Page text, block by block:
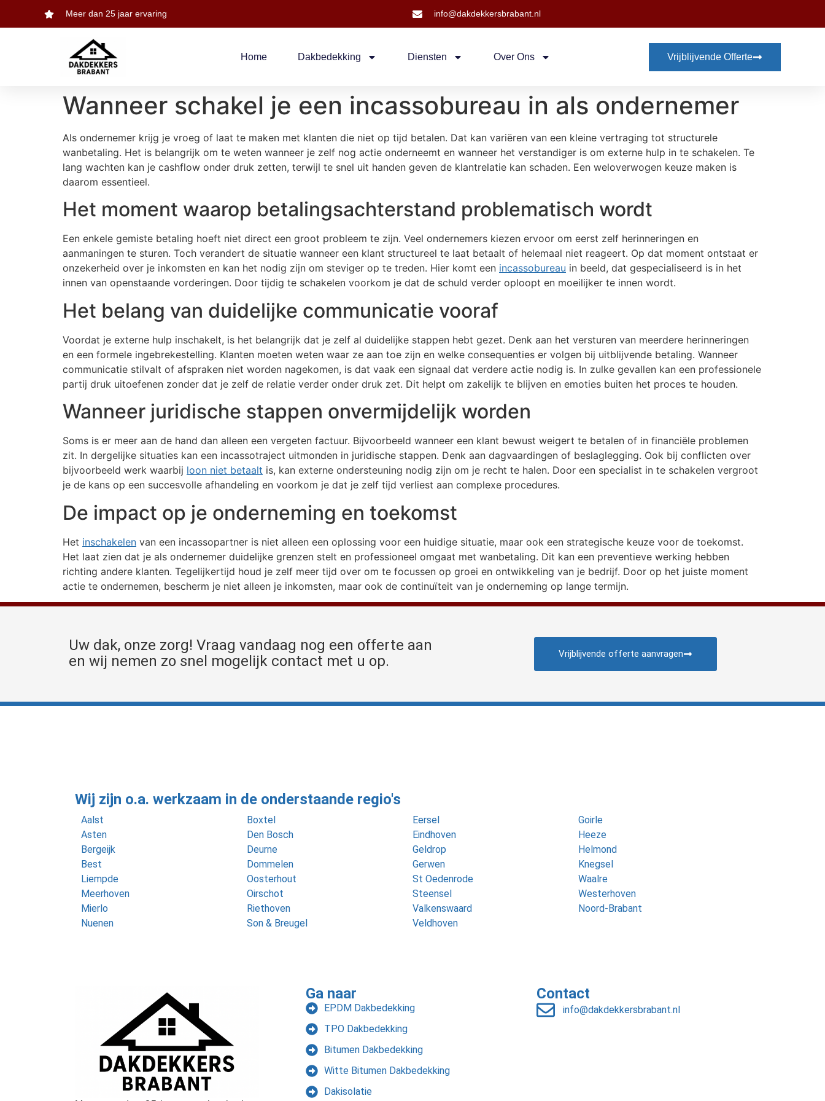
Meer dan 25 jaar ervaring info@dakdekkersbrabant.nl
Home Dakbedekking Diensten Over Ons Vrijblijvende Offerte
Wanneer schakel je een incassobureau in als ondernemer
Als ondernemer krijg je vroeg of laat te maken met klanten die niet op tijd betalen. Dat kan variëren van een kleine vertraging tot structurele
wanbetaling. Het is belangrijk om te weten wanneer je zelf nog actie onderneemt en wanneer het verstandiger is om externe hulp in te schakelen. Te
lang wachten kan je cashflow onder druk zetten, terwijl te snel uit handen geven de klantrelatie kan schaden. Een weloverwogen keuze maken is
daarom essentieel.
Het moment waarop betalingsachterstand problematisch wordt
Een enkele gemiste betaling hoeft niet direct een groot probleem te zijn. Veel ondernemers kiezen ervoor om eerst zelf herinneringen en
aanmaningen te sturen. Toch verandert de situatie wanneer een klant structureel te laat betaalt of helemaal niet reageert. Op dat moment ontstaat er
onzekerheid over je inkomsten en kan het nodig zijn om steviger op te treden. Hier komt een incassobureau in beeld, dat gespecialiseerd is in het
innen van openstaande vorderingen. Door tijdig te schakelen voorkom je dat de schuld verder oploopt en moeilijker te innen wordt.
Het belang van duidelijke communicatie vooraf
Voordat je externe hulp inschakelt, is het belangrijk dat je zelf al duidelijke stappen hebt gezet. Denk aan het versturen van meerdere herinneringen
en een formele ingebrekestelling. Klanten moeten weten waar ze aan toe zijn en welke consequenties er volgen bij uitblijvende betaling. Wanneer
communicatie stilvalt of afspraken niet worden nagekomen, is dat vaak een signaal dat verdere actie nodig is. In zulke gevallen kan een professionele
partij druk uitoefenen zonder dat je zelf de relatie verder onder druk zet. Dit helpt om zakelijk te blijven en emoties buiten het proces te houden.
Wanneer juridische stappen onvermijdelijk worden
Soms is er meer aan de hand dan alleen een vergeten factuur. Bijvoorbeeld wanneer een klant bewust weigert te betalen of in financiële problemen
zit. In dergelijke situaties kan een incassotraject uitmonden in juridische stappen. Denk aan dagvaardingen of beslaglegging. Ook bij conflicten over
bijvoorbeeld werk waarbij loon niet betaalt is, kan externe ondersteuning nodig zijn om je recht te halen. Door een specialist in te schakelen vergroot
je de kans op een succesvolle afhandeling en voorkom je dat je zelf tijd verliest aan complexe procedures.
De impact op je onderneming en toekomst
Het inschakelen van een incassopartner is niet alleen een oplossing voor een huidige situatie, maar ook een strategische keuze voor de toekomst.
Het laat zien dat je als ondernemer duidelijke grenzen stelt en professioneel omgaat met wanbetaling. Dit kan een preventieve werking hebben
richting andere klanten. Tegelijkertijd houd je zelf meer tijd over om te focussen op groei en ontwikkeling van je bedrijf. Door op het juiste moment
actie te ondernemen, bescherm je niet alleen je inkomsten, maar ook de continuïteit van je onderneming op lange termijn.
Uw dak, onze zorg! Vraag vandaag nog een offerte aan
en wij nemen zo snel mogelijk contact met u op.
Vrijblijvende offerte aanvragen
Wij zijn o.a. werkzaam in de onderstaande regio's
Aalst
Asten
Bergeijk
Best
Boxtel
Den Bosch
Deurne
Dommelen
Eersel
Eindhoven
Geldrop
Gerwen
Goirle
Heeze
Helmond
Knegsel
Liempde
Meerhoven
Mierlo
Nuenen
Oosterhout
Oirschot
Riethoven
Son & Breugel
St Oedenrode
Steensel
Valkenswaard
Veldhoven
Waalre
Westerhoven
Noord-Brabant
Ga naar
EPDM Dakbedekking
TPO Dakbedekking
Bitumen Dakbedekking
Witte Bitumen Dakbedekking
Dakisolatie
Contact
info@dakdekkersbrabant.nl